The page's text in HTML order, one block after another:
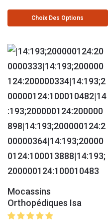
Choix Des Options
Mocassins
Orthopédiques Isa